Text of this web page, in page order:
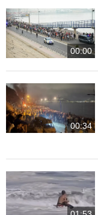
00:00
00:34